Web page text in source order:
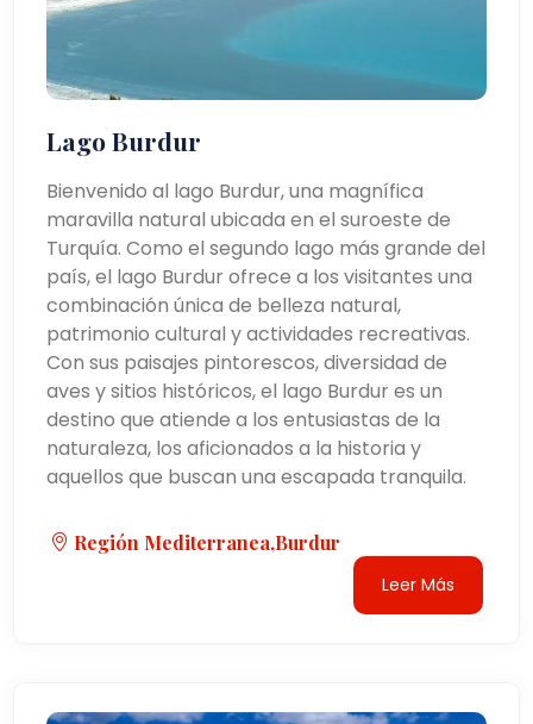
Lago Burdur
Bienvenido al lago Burdur, una magnífica
maravilla natural ubicada en el suroeste de
Turquía. Como el segundo lago más grande del
país, el lago Burdur ofrece a los visitantes una
combinación única de belleza natural,
patrimonio cultural y actividades recreativas.
Con sus paisajes pintorescos, diversidad de
aves y sitios históricos, el lago Burdur es un
destino que atiende a los entusiastas de la
naturaleza, los aficionados a la historia y
aquellos que buscan una escapada tranquila.
Región Mediterranea,burdur
Leer Más